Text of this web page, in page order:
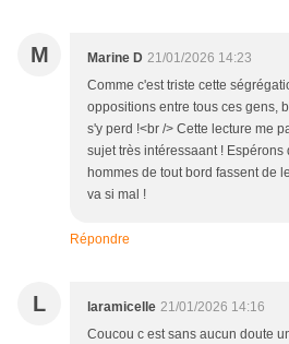
M Marine D 21/01/2026 14:23
Comme c'est triste cette
oppositions entre tous ces gens,
s'y perd !<br /> Cette lecture me
sujet très intéressaant !
hommes de tout bord fassent de
va si mal !
Répondre
L laramicelle 21/01/2026 14:16
Coucou c est sans aucun doute